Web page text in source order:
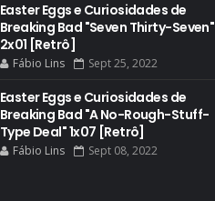
Easter Eggs e Curiosidades de
Breaking Bad "Seven Thirty-Seven"
2x01 [Retrô]
Fábio Lins Sept 25, 2022
Easter Eggs e Curiosidades de
Breaking Bad "A No-Rough-Stuff-
Type Deal" 1x07 [Retrô]
Fábio Lins Sept 08, 2022